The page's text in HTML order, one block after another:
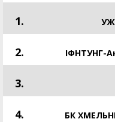
1.
2. ІФНТУНГ-
3.
4. БК